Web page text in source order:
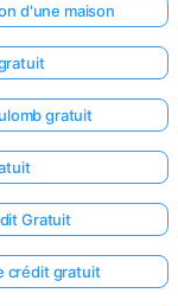
d'une maison
gratuit
Gratuit
crédit gratuit